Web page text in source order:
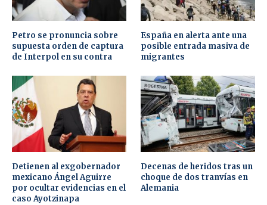
Petro se pronuncia sobre
supuesta orden de captura
de Interpol en su contra
España en alerta ante una
posible entrada masiva de
migrantes
Detienen al exgobernador
mexicano Ángel Aguirre
por ocultar evidencias en el
caso Ayotzinapa
Decenas de heridos tras un
choque de dos tranvías en
Alemania